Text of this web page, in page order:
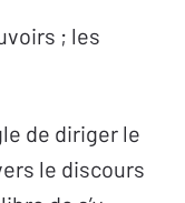
; les
de diriger le
le discours